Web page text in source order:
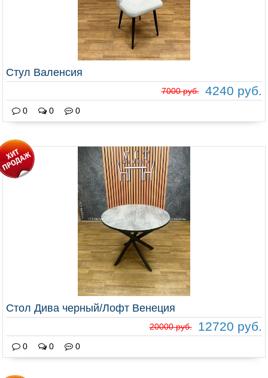
Стул Валенсия
7000 руб. 4240 руб.
0 0 0
Стол Дива черный/Лофт Венеция
20000 руб. 12720 руб.
0 0 0